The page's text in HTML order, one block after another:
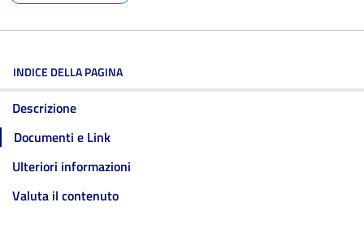
INDICE DELLA PAGINA
Descrizione
Documenti e Link
Ulteriori informazioni
Valuta il contenuto